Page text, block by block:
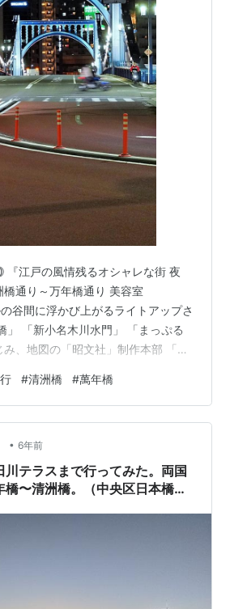
江戸の風情残るオシャレな街 夜
通り～万年橋通り 美容室
谷間に浮かび上がるライトアップさ
」 「新小名木川水門」 「まっぷる
、地図の「昭文社」制作本部 「隅
の合流地点に位置する「芭蕉庵史
ます。 photoⒸarashi ランキング参
ンキング参加中旅行 ランキング参加
golf.hatenablog.jp arashi-
#清洲橋 #萬年橋
• 6年前
川テラスまで行ってみた。両国
〜清洲橋。（中央区日本橋中